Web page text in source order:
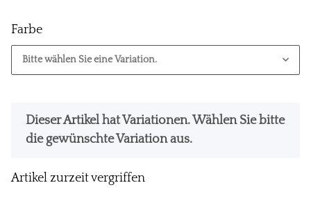
Farbe
Bitte wählen Sie eine Variation.
x
Dieser Artikel hat Variationen. Wählen Sie bitte
die gewünschte Variation aus.
Artikel zurzeit vergriffen